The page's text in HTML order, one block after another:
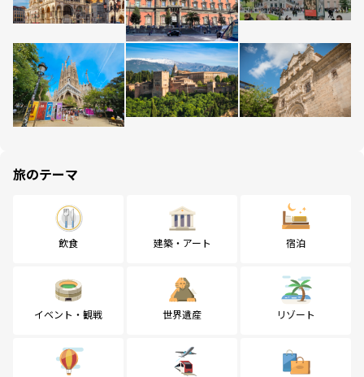
旅のテーマ
飲食 建築・アート 宿泊
イベント・観戦 世界遺産 リゾート